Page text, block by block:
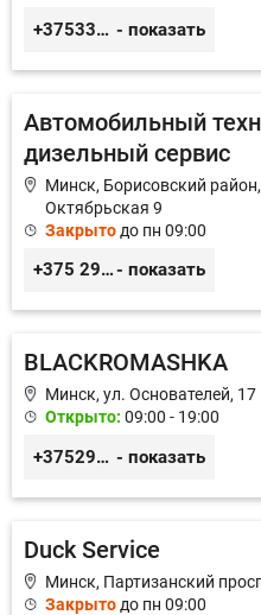
+375336756676 - показать
Автомобильный
дизельный сервис
Минск, Борисовский
Октябрьская 9
Закрыто до пн 09:00
+375 29 3217422; +375 29 6130364- показать
BLACKROMASHKA
Минск, ул. Основателей, 17
Открыто: 09:00 - 19:00
+375296651188 - показать
Duck Service
Минск, Партизанский
Закрыто до пн 09:00